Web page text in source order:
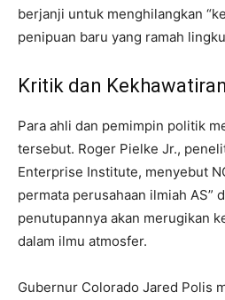
berjanji untuk menghilangkan
penipuan baru yang ramah
Kritik dan Kekhawatiran
Para ahli dan pemimpin politik
tersebut. Roger Pielke Jr.,
Enterprise Institute, menyebut
permata perusahaan ilmiah AS”
penutupannya akan merugikan
dalam ilmu atmosfer.
Gubernur Colorado Jared Polis